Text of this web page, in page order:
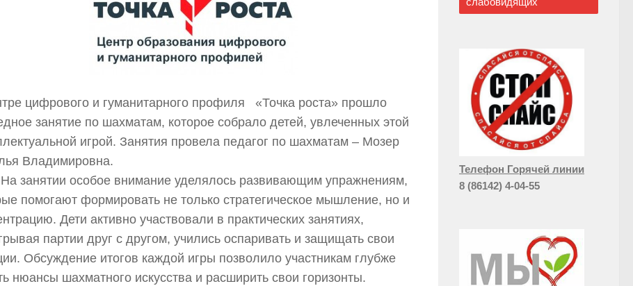
цифрового и гуманитарного профиля «Точка роста» прошло
занятие по шахматам, которое собрало детей, увлеченных этой
игрой. Занятия провела педагог по шахматам – Мозер
Владимировна.
особое внимание уделялось развивающим упражнениям,
помогают формировать не только стратегическое мышление, но и
Дети активно участвовали в практических занятиях,
партии друг с другом, учились оспаривать и защищать свои
Обсуждение итогов каждой игры позволило участникам глубже
нюансы шахматного искусства и расширить свои горизонты.
Телефон Горячей линии
8 (86142) 4-04-55